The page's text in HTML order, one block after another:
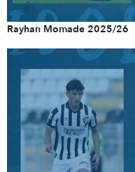
Rayhan Momade 2025/26